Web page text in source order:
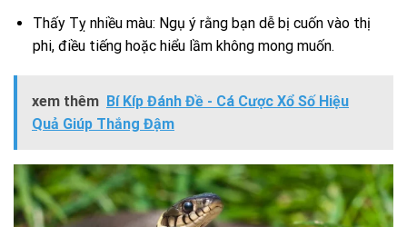
Thấy Tỵ nhiều màu: Ngụ ý rằng bạn dễ bị cuốn vào thị
phi, điều tiếng hoặc hiểu lầm không mong muốn.
xem thêm Bí Kíp Đánh Đề - Cá Cược Xổ Số Hiệu
Quả Giúp Thắng Đậm